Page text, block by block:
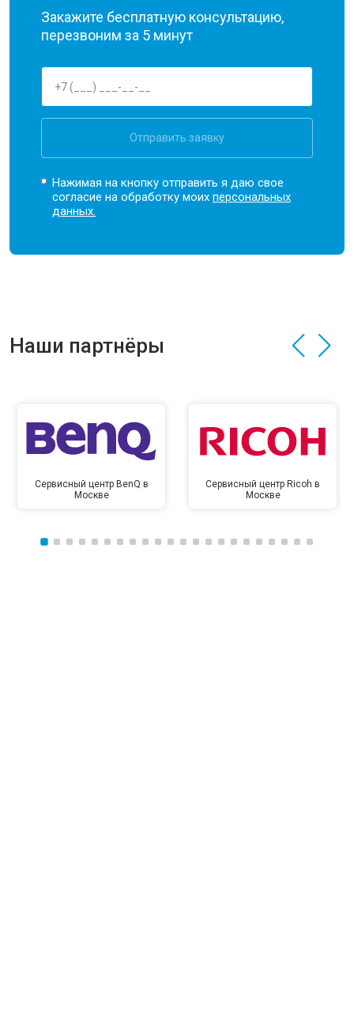
Закажите бесплатную консультацию,
перезвоним за 5 минут
Отправить заявку
Нажимая на кнопку отправить я даю свое
согласие на обработку моихперсональных
данных.
Наши партнёры
Сервисный центр BenQ в
Москве
Сервисный центр Ricoh в
Москве